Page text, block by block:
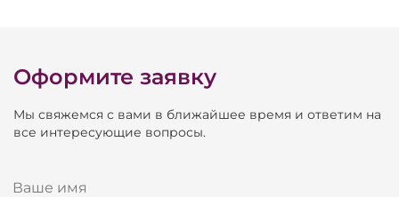
Оформите заявку
Мы свяжемся с вами в ближайшее время и ответим на
все интересующие вопросы.
Ваше имя